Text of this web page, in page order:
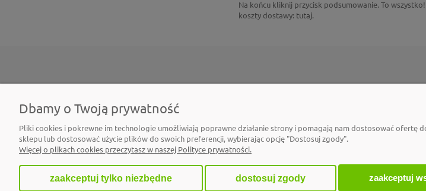
Na końcu kliknij przycisk podsumowanie. To
koszty dostawy: tutaj.
Regulamin B2B
Polityka prywatności
Zwroty i reklamacje
Ustawienia konta
Przechowalnia
Czas realizacji zamówienia
Dbamy o Twoją prywatność
Pliki cookies i pokrewne im technologie umożliwiają poprawne działanie strony i pomagają nam dostosować ofertę
sklepu lub dostosować użycie plików do swoich preferencji, wybierając opcję "Dostosuj zgody".
Więcej o plikach cookies przeczytasz w naszej Polityce prywatności.
zaakceptuj tylko niezbędne dostosuj zgody zaakceptuj